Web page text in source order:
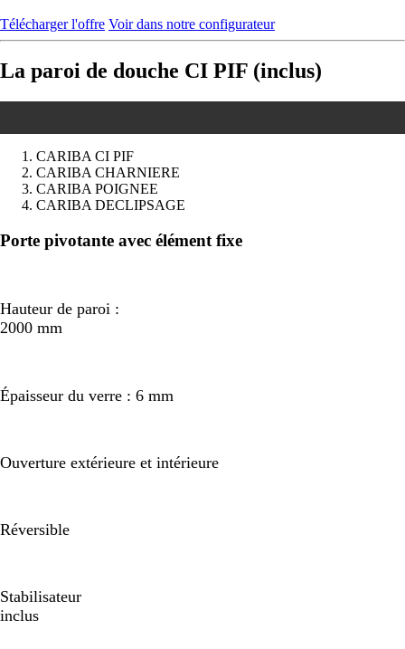
Télécharger l'offre Voir dans notre configurateur
La paroi de douche CI PIF (inclus)
CARIBA CI PIF
CARIBA CHARNIERE
CARIBA POIGNEE
CARIBA DECLIPSAGE
Précédent
Suivant
Porte pivotante avec élément fixe
Hauteur de paroi :
2000 mm
Épaisseur du verre : 6 mm
Ouverture extérieure et intérieure
Réversible
Stabilisateur
inclus